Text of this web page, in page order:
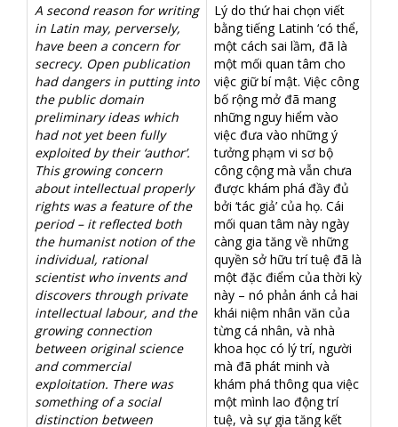
A second reason for writing
in Latin may, perversely,
have been a concern for
secrecy. Open publication
had dangers in putting into
the public domain
preliminary ideas which
had not yet been fully
exploited by their ‘author’.
This growing concern
about intellectual properly
rights was a feature of the
period – it reflected both
the humanist notion of the
individual, rational
scientist who invents and
discovers through private
intellectual labour, and the
growing connection
between original science
and commercial
exploitation. There was
something of a social
distinction between
Lý do thứ hai chọn viết
bằng tiếng Latinh ‘có thể,
một cách sai lầm, đã là
một mối quan tâm cho
việc giữ bí mật. Việc công
bố rộng mở đã mang
những nguy hiểm vào
việc đưa vào những ý
tưởng phạm vi sơ bộ
công cộng mà vẫn chưa
được khám phá đầy đủ
bởi ‘tác giả’ của họ. Cái
mối quan tâm này ngày
càng gia tăng về những
quyền sở hữu trí tuệ đã là
một đặc điểm của thời kỳ
này – nó phản ánh cả hai
khái niệm nhân văn của
từng cá nhân, và nhà
khoa học có lý trí, người
mà đã phát minh và
khám phá thông qua việc
một mình lao động trí
tuệ, và sự gia tăng kết